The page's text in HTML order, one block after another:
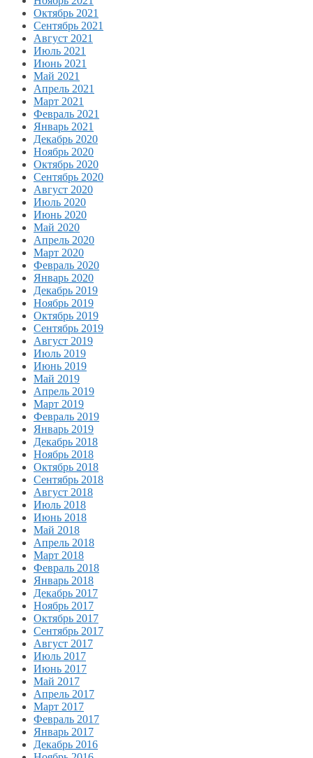
Октябрь 2021
Сентябрь 2021
Август 2021
Июль 2021
Июнь 2021
Май 2021
Апрель 2021
Март 2021
Февраль 2021
Январь 2021
Декабрь 2020
Ноябрь 2020
Октябрь 2020
Сентябрь 2020
Август 2020
Июль 2020
Июнь 2020
Май 2020
Апрель 2020
Март 2020
Февраль 2020
Январь 2020
Декабрь 2019
Ноябрь 2019
Октябрь 2019
Сентябрь 2019
Август 2019
Июль 2019
Июнь 2019
Май 2019
Апрель 2019
Март 2019
Февраль 2019
Январь 2019
Декабрь 2018
Ноябрь 2018
Октябрь 2018
Сентябрь 2018
Август 2018
Июль 2018
Июнь 2018
Май 2018
Апрель 2018
Март 2018
Февраль 2018
Январь 2018
Декабрь 2017
Ноябрь 2017
Октябрь 2017
Сентябрь 2017
Август 2017
Июль 2017
Июнь 2017
Май 2017
Апрель 2017
Март 2017
Февраль 2017
Январь 2017
Декабрь 2016